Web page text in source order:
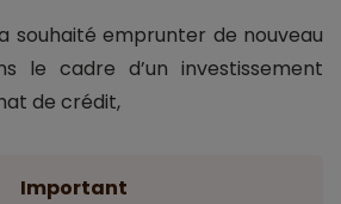
souhaité emprunter de nouveau
le cadre d’un investissement
de crédit,
Important